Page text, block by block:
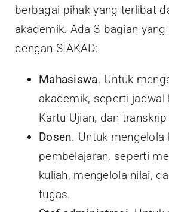
berbagai pihak yang terlibat
akademik. Ada 3 bagian yang
dengan SIAKAD:
Mahasiswa. Untuk
akademik, seperti jadwal
Kartu Ujian, dan transkrip
Dosen. Untuk mengelola
pembelajaran, seperti
kuliah, mengelola nilai,
tugas.